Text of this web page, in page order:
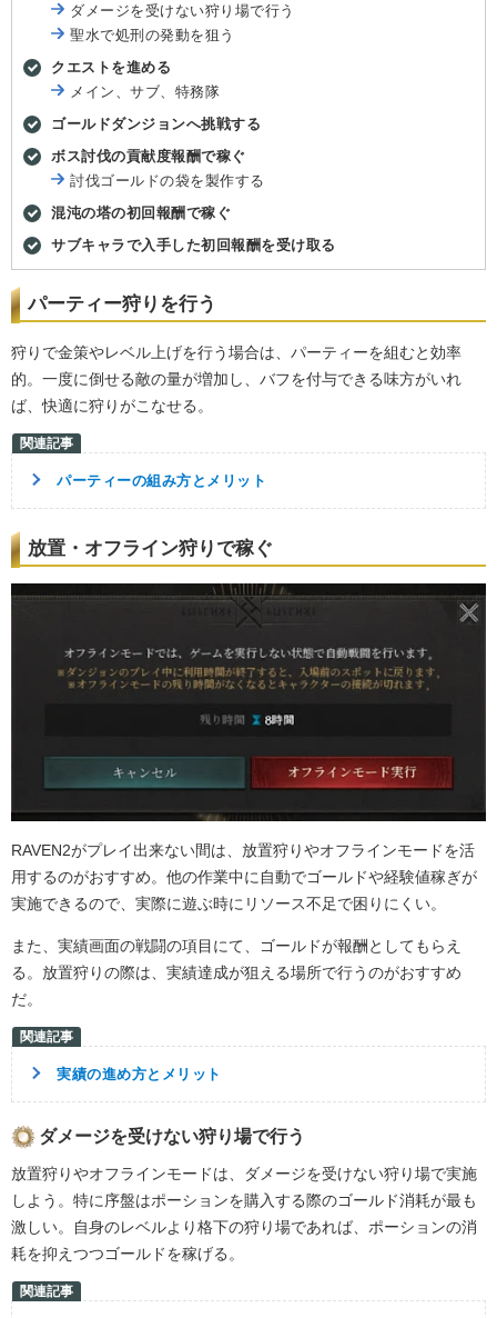
ダメージを受けない狩り場で行う
聖水で処刑の発動を狙う
クエストを進める
メイン、サブ、特務隊
ゴールドダンジョンへ挑戦する
ボス討伐の貢献度報酬で稼ぐ
討伐ゴールドの袋を製作する
混沌の塔の初回報酬で稼ぐ
サブキャラで入手した初回報酬を受け取る
パーティー狩りを行う
狩りで金策やレベル上げを行う場合は、パーティーを組むと効率
的。一度に倒せる敵の量が増加し、バフを付与できる味方がいれ
ば、快適に狩りがこなせる。
パーティーの組み方とメリット
放置・オフライン狩りで稼ぐ
RAVEN2がプレイ出来ない間は、放置狩りやオフラインモードを活
用するのがおすすめ。他の作業中に自動でゴールドや経験値稼ぎが
実施できるので、実際に遊ぶ時にリソース不足で困りにくい。
また、実績画面の戦闘の項目にて、ゴールドが報酬としてもらえ
る。放置狩りの際は、実績達成が狙える場所で行うのがおすすめ
だ。
実績の進め方とメリット
ダメージを受けない狩り場で行う
放置狩りやオフラインモードは、ダメージを受けない狩り場で実施
しよう。特に序盤はポーションを購入する際のゴールド消耗が最も
激しい。自身のレベルより格下の狩り場であれば、ポーションの消
耗を抑えつつゴールドを稼げる。